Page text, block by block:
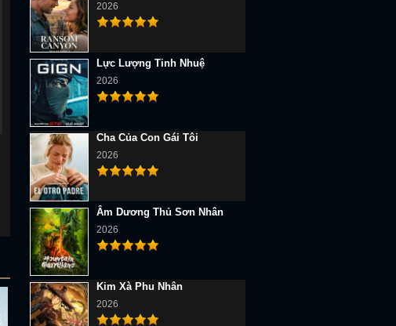
Full HD Vietsub
2026
Lực Lượng Tinh Nhuệ
2026
Cha Của Con Gái Tôi
2026
Âm Dương Thủ Sơn Nhân
2026
Kim Xà Phu Nhân
2026